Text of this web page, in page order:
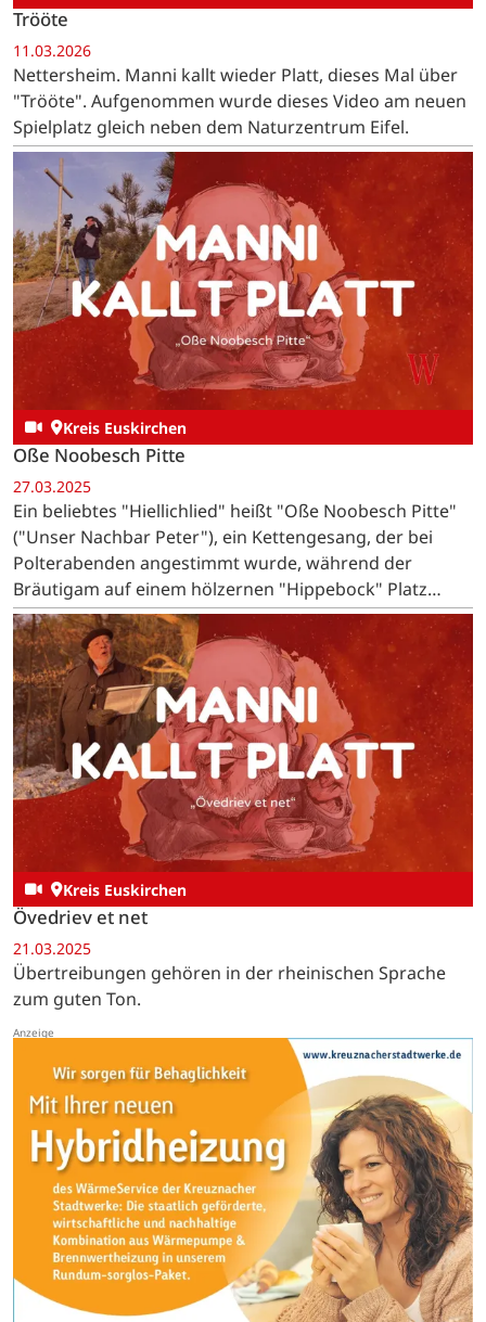
Trööte
11.03.2026
Nettersheim. Manni kallt wieder Platt, dieses Mal über
"Trööte". Aufgenommen wurde dieses Video am neuen
Spielplatz gleich neben dem Naturzentrum Eifel.
Kreis Euskirchen
Oße Noobesch Pitte
27.03.2025
Ein beliebtes "Hiellichlied" heißt "Oße Noobesch Pitte"
("Unser Nachbar Peter"), ein Kettengesang, der bei
Polterabenden angestimmt wurde, während der
Bräutigam auf einem hölzernen "Hippebock" Platz
nehmen musste.
Kreis Euskirchen
Övedriev et net
21.03.2025
Übertreibungen gehören in der rheinischen Sprache
zum guten Ton.